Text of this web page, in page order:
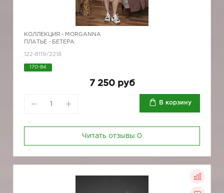
КОЛЛЕКЦИЯ - MORGANNA
ПЛАТЬЕ - БЕТЕРА
122-8119/2218
170-84
7 250 руб
В корзину
Читать отзывы 0